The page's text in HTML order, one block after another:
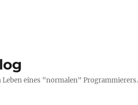
Leben eines "normalen"